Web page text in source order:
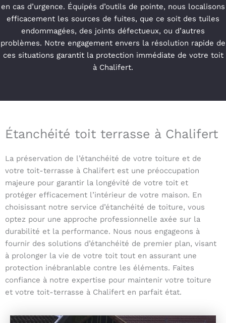
en cas d’urgence. Équipés d’outils de pointe, nous localisons
efficacement les sources de fuites, que ce soit des tuiles
endommagées, des joints défectueux, ou d’autres
problèmes. Notre engagement envers la résolution rapide de
ces situations garantit la protection immédiate de votre toit
à Chalifert.
Étanchéité toit terrasse à Chalifert
La préservation de l’étanchéité de votre toiture et de
votre toit-terrasse à Chalifert est une préoccupation
majeure pour garantir la longévité de votre toit et
protéger efficacement l’intérieur de votre maison. En
choisissant notre service d’étanchéité de toiture, vous
optez pour une approche professionnelle axée sur la
durabilité et la performance. Nous nous engageons à
fournir des solutions d’étanchéité de premier plan, visant
à prolonger la vie de votre toit tout en assurant une
protection inébranlable contre les éléments. Faites
confiance à notre expertise pour maintenir votre toiture
et votre toit-terrasse à Chalifert en parfait état.